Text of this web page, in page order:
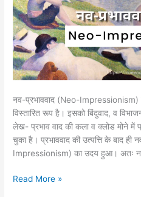
नव-प्रभाववाद (Neo-Impressionism)
विस्तारित रूप है। इसको बिंदुवाद, व
लेख- प्रभाव वाद की कला व क्लोड मोने में
चुका है। प्रभाववाद की उत्पत्ति के बाद ही
Impressionism) का उदय हुआ। अतः
Read More »